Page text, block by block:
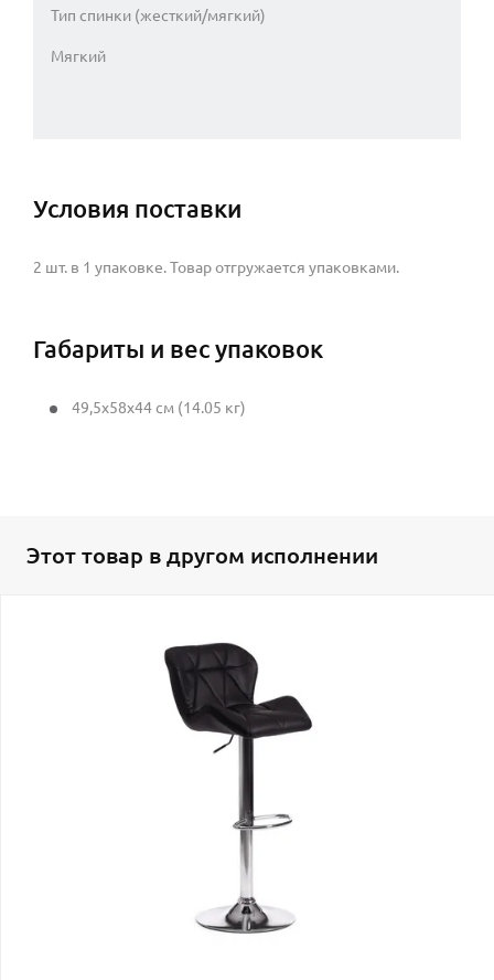
Тип спинки (жесткий/мягкий)
Мягкий
Условия поставки
2 шт. в 1 упаковке. Товар отгружается упаковками.
Габариты и вес упаковок
49,5x58x44 см (14.05 кг)
Этот товар в другом исполнении